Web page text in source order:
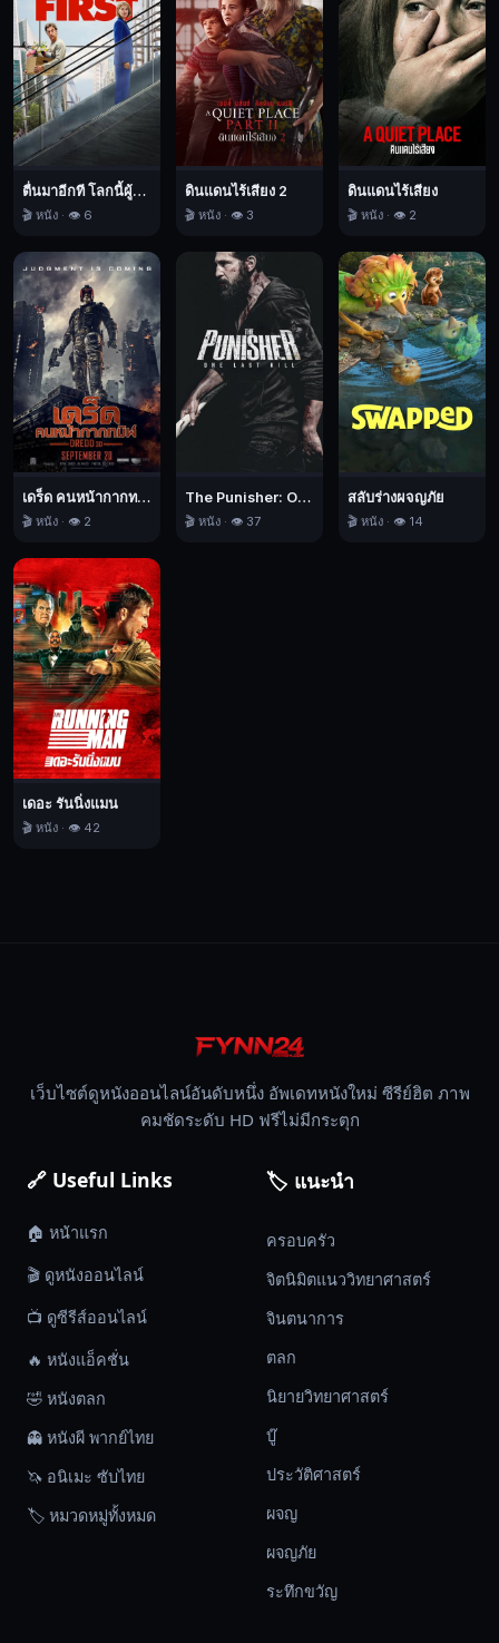
จินตนาการ,
ผจญ,
นิยาย
วิทยาศาสตร์,
2024
ตื่นมาอีกที โลกนี้ผู้หญิงใหญ่
🎬 หนัง · 👁️ 6
ดินแดนไร้เสียง 2
🎬 หนัง · 👁️ 3
ดินแดนไร้เสียง
🎬 หนัง · 👁️ 2
เดร็ด คนหน้ากากทมิฬ
🎬 หนัง · 👁️ 2
The Punisher: One Last Kill เดอะ พันนิชเชอร์: ฆ่าทิ้งทวน
🎬 หนัง · 👁️ 37
สลับร่างผจญภัย
🎬 หนัง · 👁️ 14
เดอะ รันนิ่งแมน
🎬 หนัง · 👁️ 42
เว็บไซต์ดูหนังออนไลน์อันดับหนึ่ง อัพเดทหนังใหม่ ซีรีย์ฮิต ภาพ
คมชัดระดับ HD ฟรีไม่มีกระตุก
🔗 Useful Links
🏠 หน้าแรก
🎬 ดูหนังออนไลน์
📺 ดูซีรีส์ออนไลน์
🔥 หนังแอ็คชั่น
🤣 หนังตลก
👻 หนังผี พากย์ไทย
🦄 อนิเมะ ซับไทย
🏷️ หมวดหมู่ทั้งหมด
🏷️ แนะนำ
ครอบครัว
จิตนิมิตแนววิทยาศาสตร์
จินตนาการ
ตลก
นิยายวิทยาศาสตร์
บู๊
ประวัติศาสตร์
ผจญ
ผจญภัย
ระทึกขวัญ